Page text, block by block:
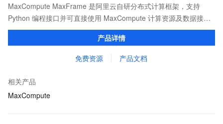
MaxCompute MaxFrame 是阿里云自研分布式计算框架，支持
Python 编程接口并可直接使用 MaxCompute 计算资源及数据接
口，与 MaxCompute Notebook、镜像管理等功能共同构成
MaxCompute 完整 Python 开发生态。
产品详情
免费资源 产品文档
相关产品
MaxCompute